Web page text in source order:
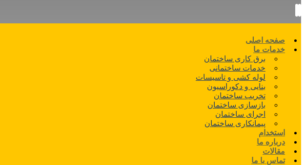
صفحه اصلی
خدمات ما
برق کاری ساختمان
خدمات ساختمانی
لوله کشی و تاسیسات
بنایی و دکوراسیون
تخریب ساختمان
بازسازی ساختمان
اجرای ساختمان
پیمانکاری ساختمان
استخدام
درباره ما
مقالات
تماس با ما